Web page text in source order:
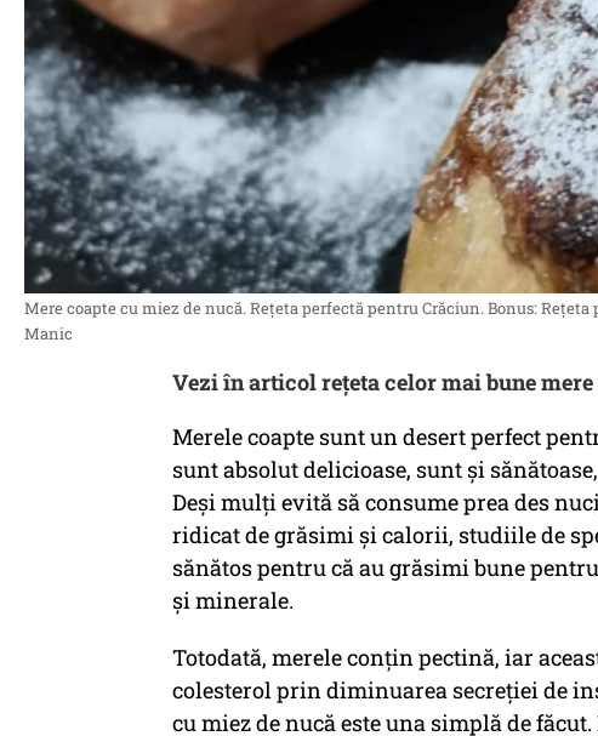
Mere coapte cu miez de nucă. Rețeta perfectă pentru Crăciun. Bonus:
Manic
Vezi în articol rețeta celor mai bune
Merele coapte sunt un desert perfect
sunt absolut delicioase, sunt și
Deși mulți evită să consume prea des
ridicat de grăsimi și calorii, studiile de
sănătos pentru că au grăsimi bune
și minerale.
Totodată, merele conţin pectină, iar
colesterol prin diminuarea secreţiei de
cu miez de nucă este una simplă de